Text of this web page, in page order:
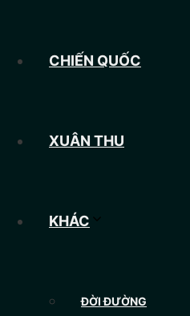
CHIẾN QUỐC
XUÂN THU
KHÁC
ĐỜI ĐƯỜNG